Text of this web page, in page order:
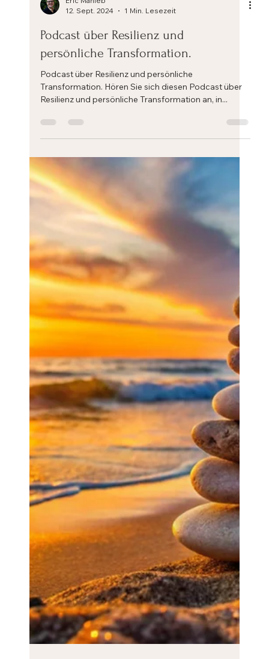
Eric Mahleb
12. Sept. 2024
1 Min. Lesezeit
Podcast über Resilienz und
persönliche Transformation.
Podcast über Resilienz und persönliche